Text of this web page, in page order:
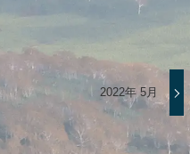
2022年 5月